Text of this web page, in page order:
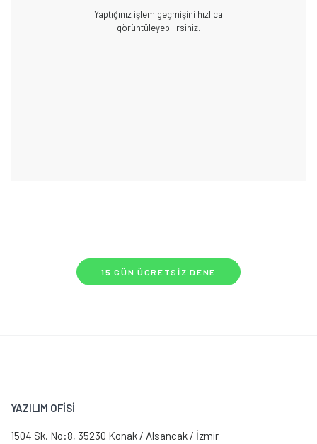
Yaptığınız işlem geçmişini hızlıca
görüntüleyebilirsiniz.
15 GÜN ÜCRETSIZ DENE
YAZILIM OFİSİ
1504 Sk. No:8, 35230 Konak / Alsancak / İzmir